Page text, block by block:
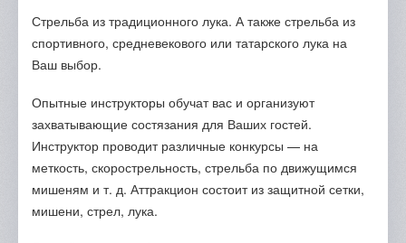
Стрельба из традиционного лука. А также стрельба из
спортивного, средневекового или татарского лука на
Ваш выбор.
Опытные инструкторы обучат вас и организуют
захватывающие состязания для Ваших гостей.
Инструктор проводит различные конкурсы — на
меткость, скорострельность, стрельба по движущимся
мишеням и т. д. Аттракцион состоит из защитной сетки,
мишени, стрел, лука.